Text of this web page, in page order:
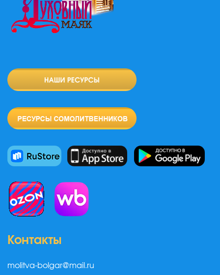
Контакты
molitva-bolgar@mail.ru